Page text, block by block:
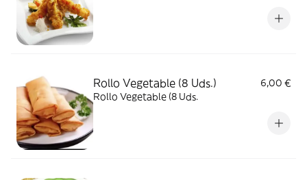
Rollo Vegetable (8 Uds.)
6,00 €
Rollo Vegetable (8 Uds.